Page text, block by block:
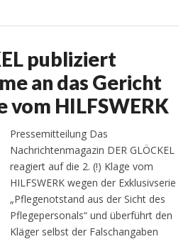
publiziert
an das Gericht
vom HILFSWERK
Pressemitteilung Das
Nachrichtenmagazin DER GLÖCKEL
reagiert auf die 2. (!) Klage vom
HILFSWERK wegen der Exklusivserie
„Pflegenotstand aus der Sicht des
Pflegepersonals“ und überführt den
Kläger selbst der Falschangaben